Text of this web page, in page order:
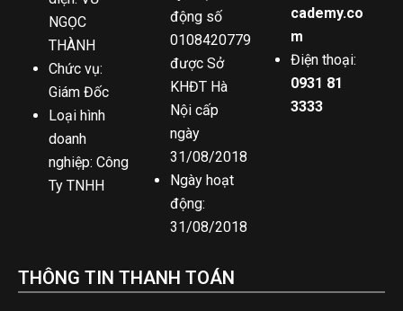
NGỌC
THÀNH
Chức vụ:
Giám Đốc
Loại hình
doanh
nghiệp: Công
Ty TNHH
động số
0108420779
được Sở
KHĐT Hà
Nội cấp
ngày
31/08/2018
Ngày hoạt
động:
31/08/2018
cademy.co
m
Điện thoại:
0931 81
3333
THÔNG TIN THANH TOÁN